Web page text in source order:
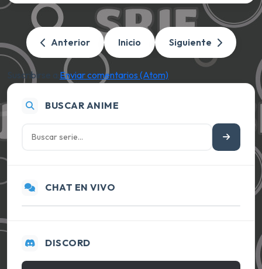
Anterior Inicio Siguiente
Suscribirse a:Enviar comentarios (Atom)
BUSCAR ANIME
CHAT EN VIVO
DISCORD